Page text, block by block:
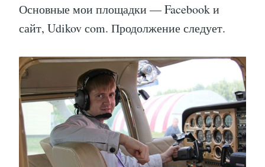
Основные мои площадки — Facebook и
сайт, Udikov сom. Продолжение следует.